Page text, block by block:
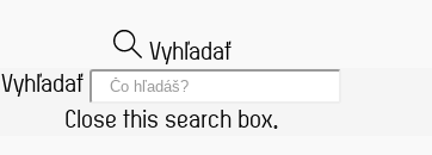
Vyhľadať
Vyhľadať
Close this search box.